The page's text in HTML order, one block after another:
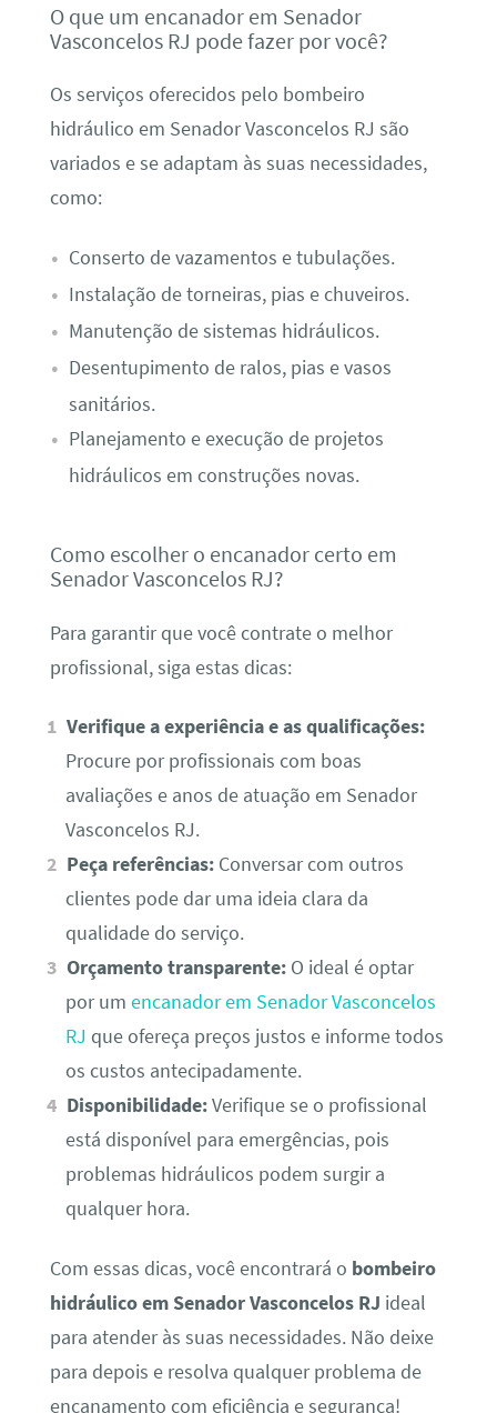
O que um encanador em Senador
Vasconcelos RJ pode fazer por você?
Os serviços oferecidos pelo bombeiro
hidráulico em Senador Vasconcelos RJ são
variados e se adaptam às suas necessidades,
como:
Conserto de vazamentos e tubulações.
Instalação de torneiras, pias e chuveiros.
Manutenção de sistemas hidráulicos.
Desentupimento de ralos, pias e vasos
sanitários.
Planejamento e execução de projetos
hidráulicos em construções novas.
Como escolher o encanador certo em
Senador Vasconcelos RJ?
Para garantir que você contrate o melhor
profissional, siga estas dicas:
Verifique a experiência e as qualificações:
Procure por profissionais com boas
avaliações e anos de atuação em Senador
Vasconcelos RJ.
Peça referências: Conversar com outros
clientes pode dar uma ideia clara da
qualidade do serviço.
Orçamento transparente: O ideal é optar
por um encanador em Senador Vasconcelos
RJ que ofereça preços justos e informe todos
os custos antecipadamente.
Disponibilidade:Verifique se o profissional
está disponível para emergências, pois
problemas hidráulicos podem surgir a
qualquer hora.
Com essas dicas, você encontrará o bombeiro
hidráulico em Senador Vasconcelos RJ ideal
para atender às suas necessidades. Não deixe
para depois e resolva qualquer problema de
encanamento com eficiência e segurança!